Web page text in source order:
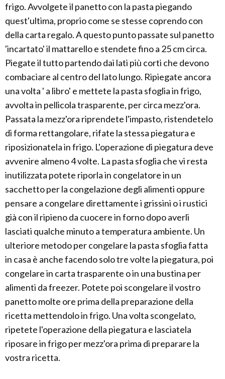
frigo. Avvolgete il panetto con la pasta piegando
quest'ultima, proprio come se stesse coprendo con
della carta regalo. A questo punto passate sul panetto
'incartato' il mattarello e stendete fino a 25 cm circa.
Piegate il tutto partendo dai lati più corti che devono
combaciare al centro del lato lungo. Ripiegate ancora
una volta ' a libro' e mettete la pasta sfoglia in frigo,
avvolta in pellicola trasparente, per circa mezz'ora.
Passata la mezz'ora riprendete l'impasto, ristendetelo
di forma rettangolare, rifate la stessa piegatura e
riposizionatela in frigo. L'operazione di piegatura deve
avvenire almeno 4 volte. La pasta sfoglia che vi resta
inutilizzata potete riporla in congelatore in un
sacchetto per la congelazione degli alimenti oppure
pensare a congelare direttamente i grissini o i rustici
già con il ripieno da cuocere in forno dopo averli
lasciati qualche minuto a temperatura ambiente. Un
ulteriore metodo per congelare la pasta sfoglia fatta
in casa è anche facendo solo tre volte la piegatura, poi
congelare in carta trasparente o in una bustina per
alimenti da freezer. Potete poi scongelare il vostro
panetto molte ore prima della preparazione della
ricetta mettendolo in frigo. Una volta scongelato,
ripetete l'operazione della piegatura e lasciatela
riposare in frigo per mezz'ora prima di preparare la
vostra ricetta.